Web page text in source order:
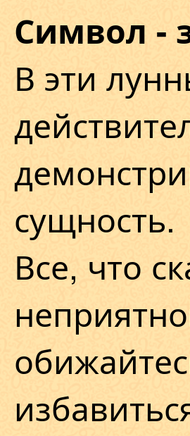
Символ -
В эти
сущность.
Все, что